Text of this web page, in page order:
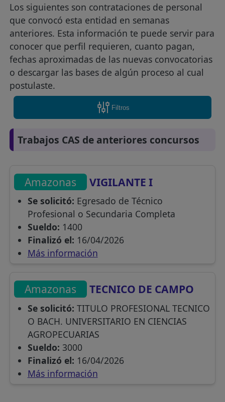
Los siguientes son contrataciones de personal
que convocó esta entidad en semanas
anteriores. Esta información te puede servir para
conocer que perfil requieren, cuanto pagan,
fechas aproximadas de las nuevas convocatorias
o descargar las bases de algún proceso al cual
postulaste.
Filtros
Trabajos CAS de anteriores concursos
Amazonas VIGILANTE I
Se solicitó: Egresado de Técnico
Profesional o Secundaria Completa
Sueldo: 1400
Finalizó el: 16/04/2026
Más información
Amazonas TECNICO DE CAMPO
Se solicitó: TITULO PROFESIONAL TECNICO
O BACH. UNIVERSITARIO EN CIENCIAS
AGROPECUARIAS
Sueldo: 3000
Finalizó el: 16/04/2026
Más información